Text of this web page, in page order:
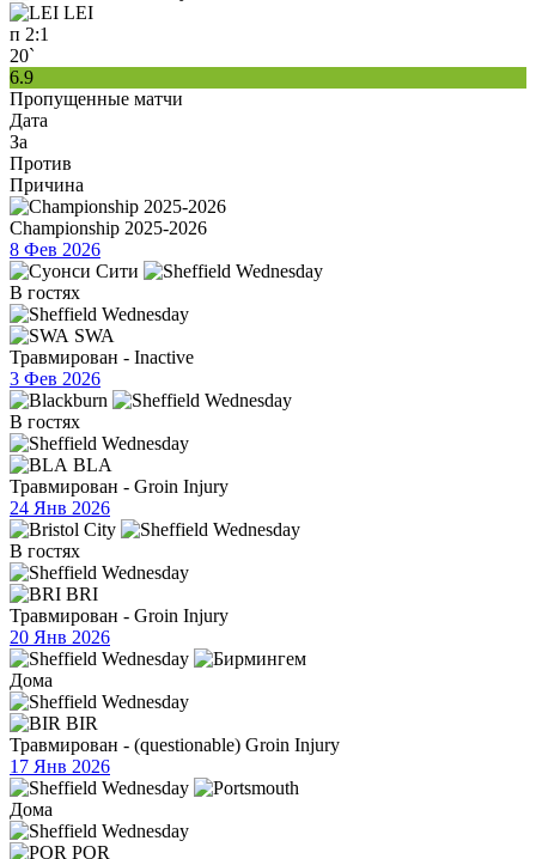
LEI
п 2:1
20`
6.9
Пропущенные матчи
Дата
За
Против
Причина
Championship 2025-2026
8 Фев 2026
В гостях
SWA
Травмирован - Inactive
3 Фев 2026
В гостях
BLA
Травмирован - Groin Injury
24 Янв 2026
В гостях
BRI
Травмирован - Groin Injury
20 Янв 2026
Дома
BIR
Травмирован - (questionable) Groin Injury
17 Янв 2026
Дома
POR